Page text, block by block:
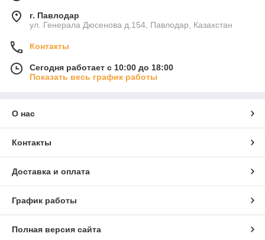
г. Павлодар
ул. Генерала Дюсенова д.154, Павлодар, Казахстан
Контакты
Сегодня работает с 10:00 до 18:00
Показать весь график работы
О нас
Контакты
Доставка и оплата
График работы
Полная версия сайта